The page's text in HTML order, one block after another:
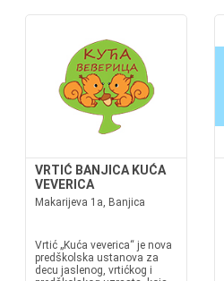
VRTIĆ BANJICA KUĆA
VEVERICA
Makarijeva 1a, Banjica
Vrtić „Kuća veverica“ je nova
predškolska ustanova za
decu jaslenog, vrtićkog i